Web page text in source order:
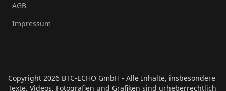
AGB
Impressum
Copyright 2026 BTC-ECHO GmbH - Alle Inhalte, insbesondere
Texte, Videos, Fotografien und Grafiken sind urheberrechtlich